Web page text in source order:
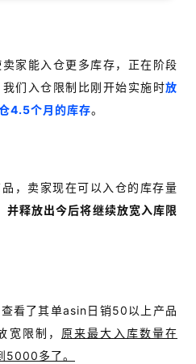
家能入仓更多库存，正在阶段
们入仓限制比刚开始实施时放
4.5个月的库存。
，卖家现在可以入仓的库存量
并释放出今后将继续放宽入库限
看了其单asin日销50以上产品
宽限制， 原来最大入库数量在
5000多了。